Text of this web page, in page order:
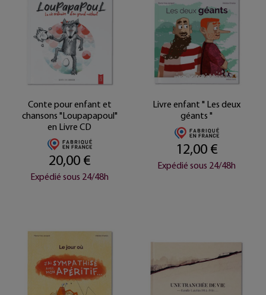
Conte pour enfant et
chansons "Loupapapoul"
en Livre CD
20,00 €
Expédié sous 24/48h
Livre enfant " Les deux
géants "
12,00 €
Expédié sous 24/48h